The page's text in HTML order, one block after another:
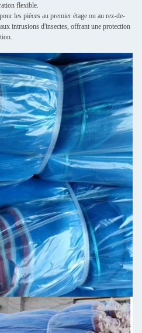
flexible.
les pièces au premier étage ou au rez-de-
intrusions d'insectes, offrant une protection